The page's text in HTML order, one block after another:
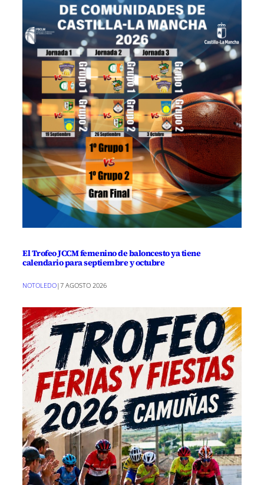
El Trofeo JCCM femenino de baloncesto ya tiene
calendario para septiembre y octubre
NOTOLEDO|7 AGOSTO 2026